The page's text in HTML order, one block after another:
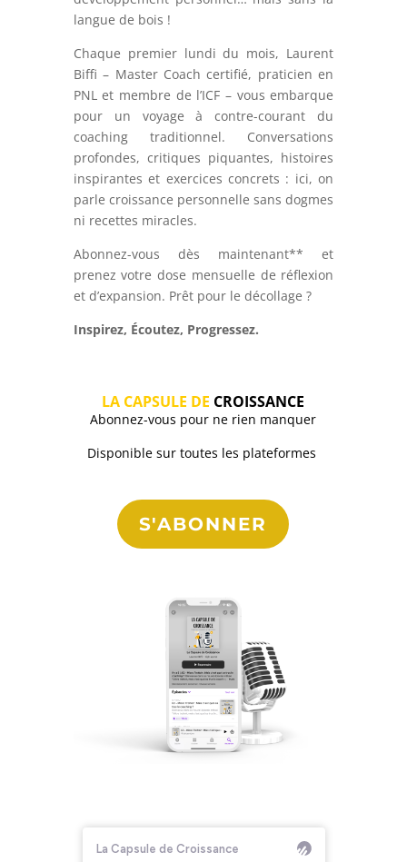
langue de bois !
Chaque premier lundi du mois, Laurent
Biffi – Master Coach certifié, praticien en
PNL et membre de l’ICF – vous embarque
pour un voyage à contre-courant du
coaching traditionnel. Conversations
profondes, critiques piquantes, histoires
inspirantes et exercices concrets : ici, on
parle croissance personnelle sans dogmes
ni recettes miracles.
Abonnez-vous dès maintenant** et
prenez votre dose mensuelle de réflexion
et d’expansion. Prêt pour le décollage ?
Inspirez, Écoutez, Progressez.
LA CAPSULE DE CROISSANCE
Abonnez-vous pour ne rien manquer
Disponible sur toutes les plateformes
S'ABONNER